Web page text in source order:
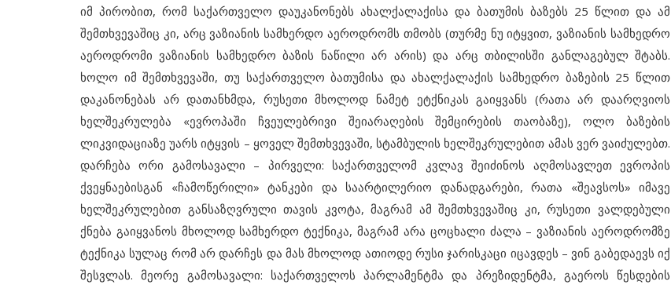
იმ პირობით, რომ საქართველო დაუკანონებს ახალქალაქისა და ბათუმის ბაზებს 25 წლით და ამ
შემთხვევაშიც კი, არც ვაზიანის სამხერდო აეროდრომს თმობს (თურმე ნუ იტყვით, ვაზიანის სამხედრო
აეროდრომი ვაზიანის სამხედრო ბაზის ნაწილი არ არის) და არც თბილისში განლაგებულ შტაბს.
ხოლო იმ შემთხვევაში, თუ საქართველო ბათუმისა და ახალქალაქის სამხედრო ბაზების 25 წლით
დაკანონებას არ დათანხმდა, რუსეთი მხოლოდ ნამეტ ეტქნიკას გაიყვანს (რათა არ დაარღვიოს
ხელშეკრულება «ევროპაში ჩვეულებრივი შეიარაღების შემცირების თაობაზე), ოლო ბაზების
ლიკვიდაციაზე უარს იტყვის – ყოველ შემთხვევაში, სტამბულის ხელშეკრულებით ამას ვერ ვაიძულებთ.
დარჩება ორი გამოსავალი – პირველი: საქართველომ კვლავ შეიძინოს აღმოსავლეთ ევროპის
ქვეყნაებისგან «ჩამოწერილი» ტანკები და საარტილერიო დანადგარები, რათა «შეავსოს» იმავე
ხელშეკრულებით განსაზღვრული თავის კვოტა, მაგრამ ამ შემთხვევაშიც კი, რუსეთი ვალდებული
ქნება გაიყვანოს მხოლოდ სამხერდო ტექნიკა, მაგრამ არა ცოცხალი ძალა – ვაზიანის აეროდრომზე
ტექნიკა სულაც რომ არ დარჩეს და მას მხოლოდ ათიოდე რუსი ჯარისკაცი იცავდეს – ვინ გაბედაევს იქ
შესვლას. მეორე გამოსავალი: საქართველოს პარლამენტმა და პრეზიდენტმა, გაეროს წესდების